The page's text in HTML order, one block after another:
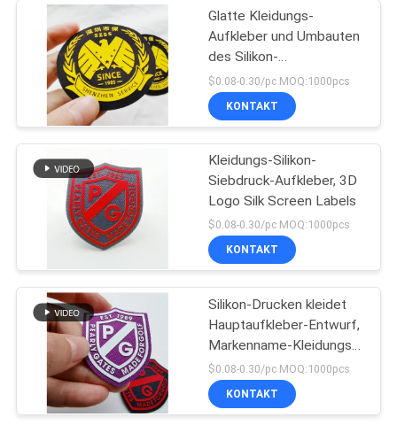
Glatte Kleidungs-
Aufkleber und Umbauten
des Silikon-
Wärmeübertragungs-
Druck-3d
kundenspezifisch
$0.08-0.30/pc MOQ:1000pcs
KONTAKT
Kleidungs-Silikon-
Siebdruck-Aufkleber, 3D
Logo Silk Screen Labels
$0.08-0.30/pc MOQ:1000pcs
KONTAKT
Silikon-Drucken kleidet
Hauptaufkleber-Entwurf,
Markenname-Kleidungs-
Kleideraufkleber
$0.08-0.30/pc MOQ:1000pcs
KONTAKT